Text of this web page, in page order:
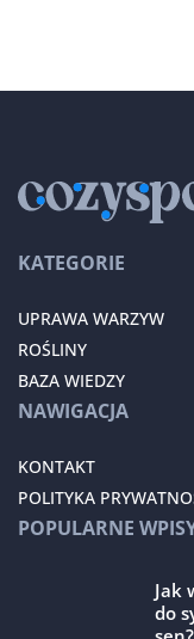
KATEGORIE
UPRAWA WARZYW
ROŚLINY
BAZA WIEDZY
NAWIGACJA
KONTAKT
POLITYKA
POPULARNE
Jak
do